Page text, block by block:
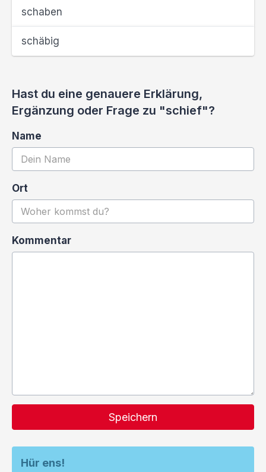
schaben
schäbig
Hast du eine genauere Erklärung,
Ergänzung oder Frage zu "schief"?
Name
Ort
Kommentar
Speichern
Hür ens!